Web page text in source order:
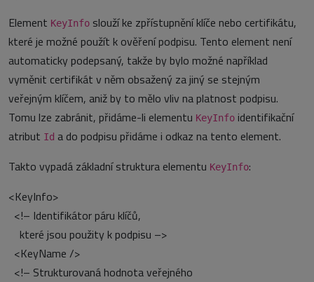
Element KeyInfo slouží ke zpřístupnění klíče nebo certifikátu,
které je možné použít k ověření podpisu. Tento element není
automaticky podepsaný, takže by bylo možné například
vyměnit certifikát v něm obsažený za jiný se stejným
veřejným klíčem, aniž by to mělo vliv na platnost podpisu.
Tomu lze zabránit, přidáme-li elementu KeyInfo identifikační
atribut Id a do podpisu přidáme i odkaz na tento element.
Takto vypadá základní struktura elementu KeyInfo:
<KeyInfo>
<!– Identifikátor páru klíčů,
které jsou použity k podpisu –>
<KeyName />
<!– Strukturovaná hodnota veřejného